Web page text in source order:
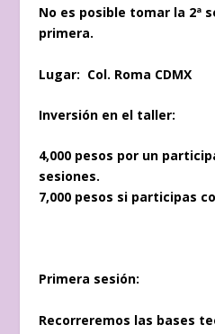
No es posible tomar la 2ª
primera.
Lugar: Col. Roma CDMX
Inversión en el taller:
4,000 pesos por un
sesiones.
7,000 pesos si participas
Primera sesión:
Recorreremos las bases